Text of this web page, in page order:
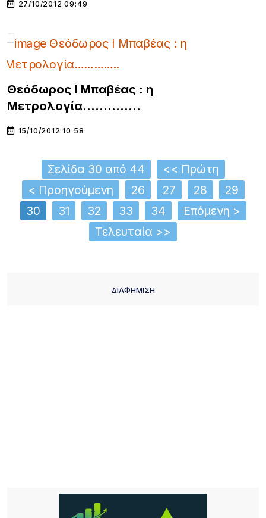
27/10/2012 09:49
Θεόδωρος Ι Μπαβέας : η
Μετρολογία…………..
15/10/2012 10:58
Σελίδα 30 από 44
<< Πρώτη
< Προηγούμενη
26 27 28
29
30
31 32 33 34
Επόμενη >
Τελευταία >>
ΔΙΑΦΗΜΙΣΗ